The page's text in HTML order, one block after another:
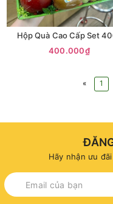
Hộp Quà Cao Cấp Set
400.000₫
« 1
Hãy nhận ưu